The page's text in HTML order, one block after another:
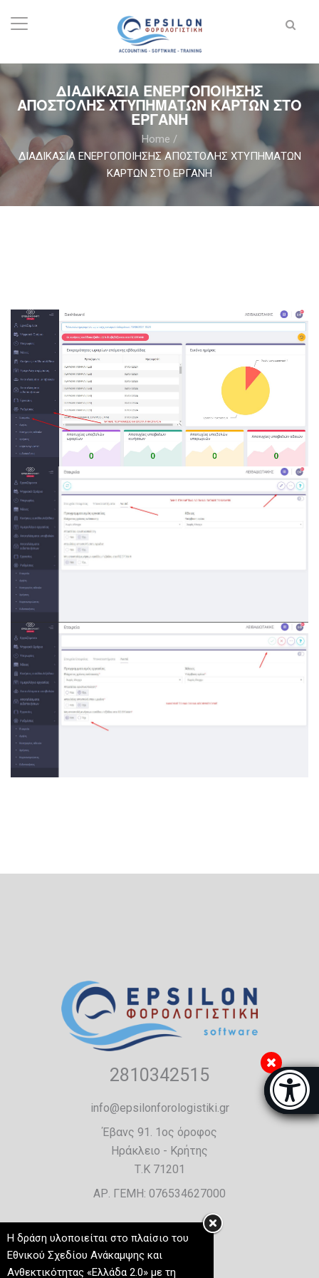
Μπάρα
ΔΙΑΔΙΚΑΣΙΑ ΕΝΕΡΓΟΠΟΙΗΣΗΣ
ΑΠΟΣΤΟΛΗΣ ΧΤΥΠΗΜΑΤΩΝ ΚΑΡΤΩΝ ΣΤΟ
ΕΡΓΑΝΗ
Home /
ΔΙΑΔΙΚΑΣΙΑ ΕΝΕΡΓΟΠΟΙΗΣΗΣ ΑΠΟΣΤΟΛΗΣ ΧΤΥΠΗΜΑΤΩΝ
ΚΑΡΤΩΝ ΣΤΟ ΕΡΓΑΝΗ
2810342515
info@epsilonforologistiki.gr
Έβανς 91. 1ος όροφος
Ηράκλειο - Κρήτης
Τ.Κ 71201
ΑΡ. ΓΕΜΗ: 076534627000
Η δράση υλοποιείται στο πλαίσιο του
Εθνικού Σχεδίου Ανάκαμψης και
Ανθεκτικότητας «Ελλάδα 2.0» με τη